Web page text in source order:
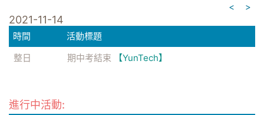
<
>
2021-11-14
時間
活動標題
整日
期中考結束 【YunTech】
進行中活動: